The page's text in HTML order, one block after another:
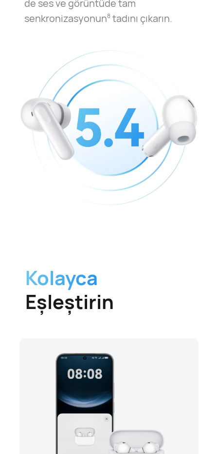
de ses ve görüntüde tam
senkronizasyonun8 tadını çıkarın.
Kolayca
Eşleştirin